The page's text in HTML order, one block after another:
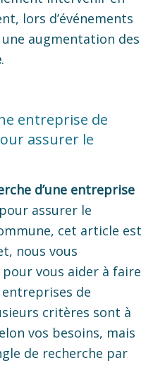
lors d’événements
augmentation des
.
entreprise de
assurer le
d’une entreprise
pour assurer le
cet article est
nous vous
vous aider à faire
de
critères sont à
vos besoins, mais
de recherche par